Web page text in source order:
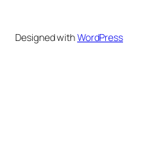
Designed withWordPress